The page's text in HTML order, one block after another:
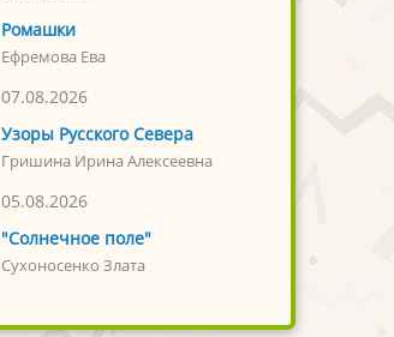
Ромашки
Ефремова Ева
07.08.2026
Узоры Русского Севера
Гришина Ирина Алексеевна
05.08.2026
"Солнечное поле"
Сухоносенко Злата